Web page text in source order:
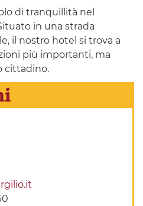
di tranquillità nel
in una strada
il nostro hotel si trova a
più importanti, ma
cittadino.